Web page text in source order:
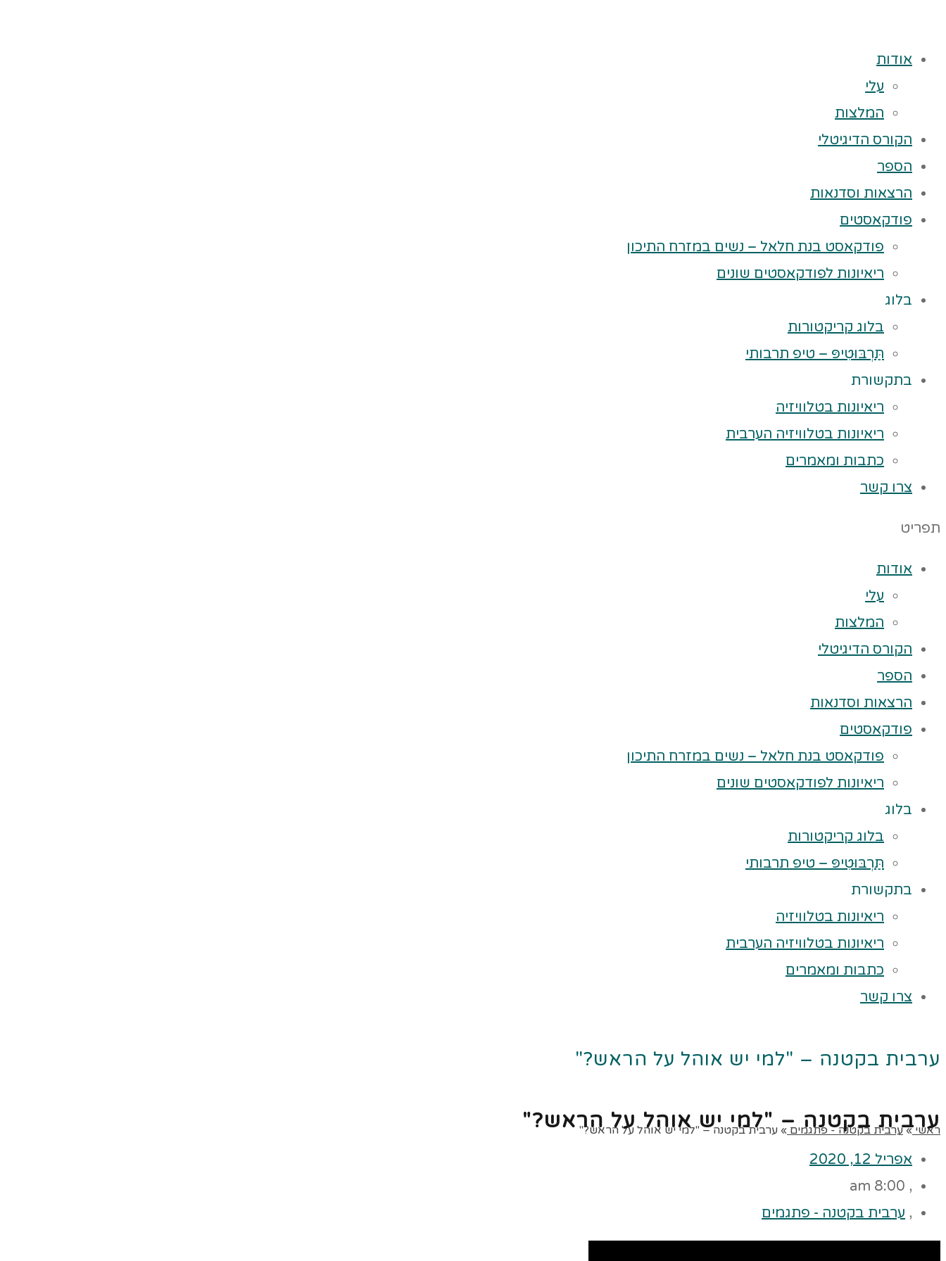
אודות
עלי
המלצות
הקורס הדיגיטלי
הספר
הרצאות וסדנאות
פודקאסטים
פודקאסט בנת חלאל – נשים במזרח התיכון
ריאיונות לפודקאסטים שונים
בלוג
בלוג קריקטורות
תַּרְבּוּטִיפּ – טיפ תרבותי
בתקשורת
ריאיונות בטלוויזיה
ריאיונות בטלוויזיה הערבית
כתבות ומאמרים
צרו קשר
תפריט
אודות
עלי
המלצות
הקורס הדיגיטלי
הספר
הרצאות וסדנאות
פודקאסטים
פודקאסט בנת חלאל – נשים במזרח התיכון
ריאיונות לפודקאסטים שונים
בלוג
בלוג קריקטורות
תַּרְבּוּטִיפּ – טיפ תרבותי
בתקשורת
ריאיונות בטלוויזיה
ריאיונות בטלוויזיה הערבית
כתבות ומאמרים
צרו קשר
ערבית בקטנה – "למי יש אוהל על הראש?"
ראשי » ערבית בקטנה - פתגמים » ערבית בקטנה – "למי יש אוהל על הראש?"
ערבית בקטנה – "למי יש אוהל על הראש?"
אפריל 12, 2020
,
8:00 am
, ערבית בקטנה - פתגמים